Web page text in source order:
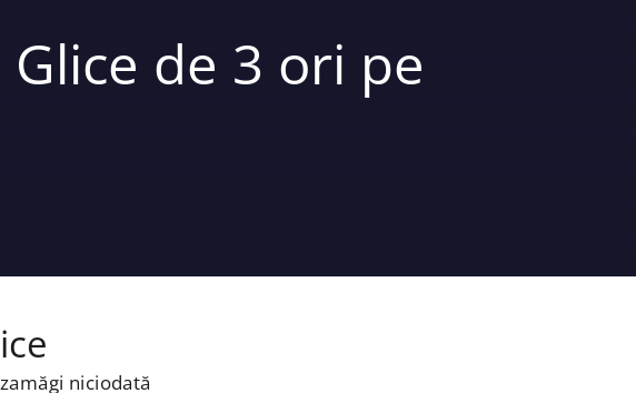
de 3 ori pe
niciodată